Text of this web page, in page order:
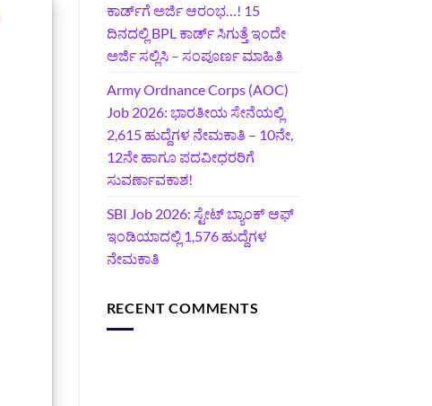
ಕಾರ್ಡ್‌ಗೆ ಅರ್ಜಿ ಆರಂಭ…! 15
ದಿನದಲ್ಲಿ BPL ಕಾರ್ಡ್ ಸಿಗುತ್ತೆ ಇಂದೇ
ಅರ್ಜಿ ಸಲ್ಲಿಸಿ – ಸಂಪೂರ್ಣ ಮಾಹಿತಿ
Army Ordnance Corps (AOC)
Job 2026: ಭಾರತೀಯ ಸೇನೆಯಲ್ಲಿ
2,615 ಹುದ್ದೆಗಳ ನೇಮಕಾತಿ – 10ನೇ,
12ನೇ ಹಾಗೂ ಪದವೀಧರರಿಗೆ
ಸುವರ್ಣಾವಕಾಶ!
SBI Job 2026: ಸ್ಟೇಟ್ ಬ್ಯಾಂಕ್ ಆಫ್
ಇಂಡಿಯಾದಲ್ಲಿ 1,576 ಹುದ್ದೆಗಳ
ನೇಮಕಾತಿ
RECENT COMMENTS